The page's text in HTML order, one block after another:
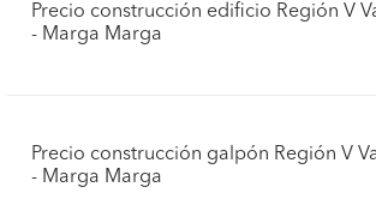
Precio construcción edificio Región V
- Marga Marga
Precio construcción galpón Región V
- Marga Marga